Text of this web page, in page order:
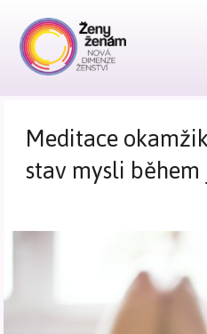
Meditace
stav mysli